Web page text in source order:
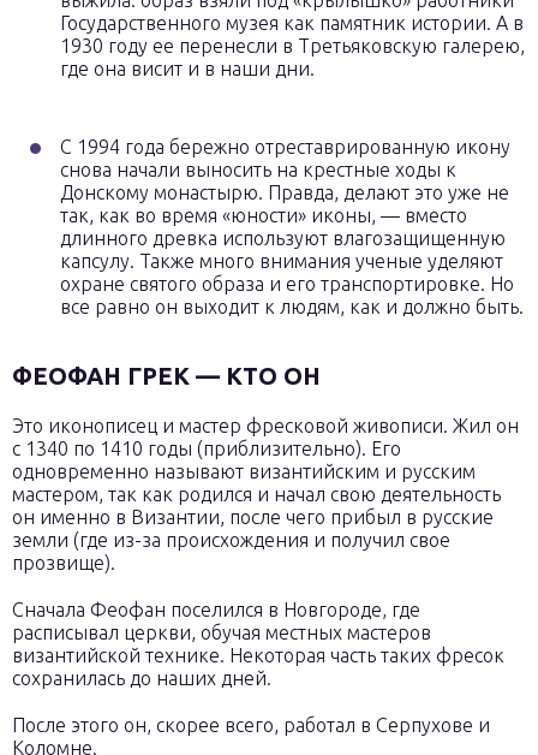
Государственного музея как памятник истории. А в
1930 году ее перенесли в Третьяковскую галерею,
где она висит и в наши дни.
С 1994 года бережно отреставрированную икону
снова начали выносить на крестные ходы к
Донскому монастырю. Правда, делают это уже не
так, как во время «юности» иконы, — вместо
длинного древка используют влагозащищенную
капсулу. Также много внимания ученые уделяют
охране святого образа и его транспортировке. Но
все равно он выходит к людям, как и должно быть.
ФЕОФАН ГРЕК — КТО ОН
Это иконописец и мастер фресковой живописи. Жил он
с 1340 по 1410 годы (приблизительно). Его
одновременно называют византийским и русским
мастером, так как родился и начал свою деятельность
он именно в Византии, после чего прибыл в русские
земли (где из-за происхождения и получил свое
прозвище).
Сначала Феофан поселился в Новгороде, где
расписывал церкви, обучая местных мастеров
византийской технике. Некоторая часть таких фресок
сохранилась до наших дней.
После этого он, скорее всего, работал в Серпухове и
Коломне.